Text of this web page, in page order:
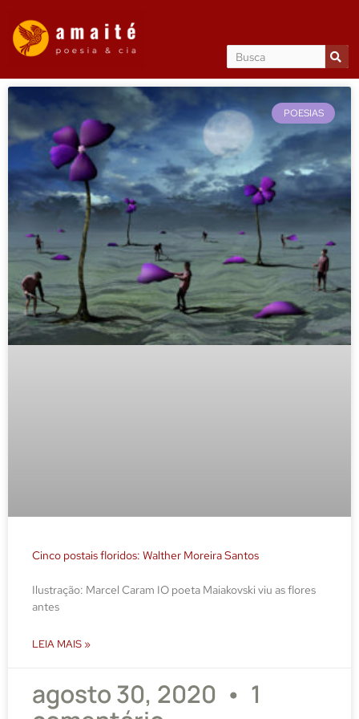
POESIAS
Cinco postais floridos: Walther Moreira Santos
Ilustração: Marcel Caram IO poeta Maiakovski viu as flores
antes
LEIA MAIS »
agosto 30, 2020
1